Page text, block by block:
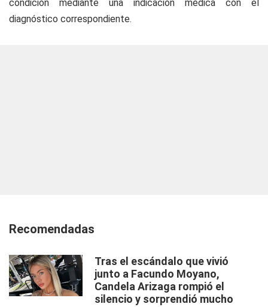
condición mediante una indicación médica con el
diagnóstico correspondiente.
Recomendadas
Tras el escándalo que vivió
junto a Facundo Moyano,
Candela Arizaga rompió el
silencio y sorprendió mucho